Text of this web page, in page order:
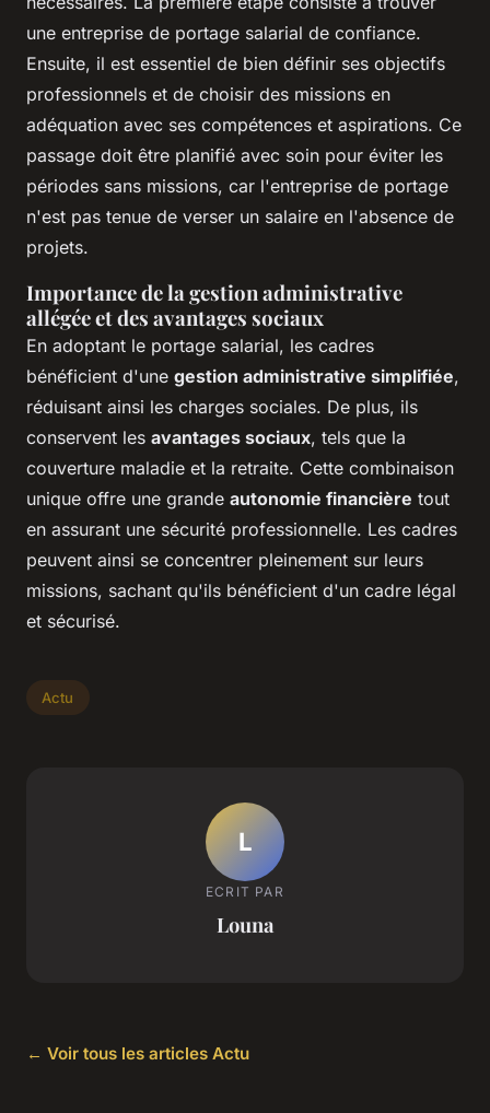
une entreprise de portage salarial de confiance.
Ensuite, il est essentiel de bien définir ses objectifs
professionnels et de choisir des missions en
adéquation avec ses compétences et aspirations. Ce
passage doit être planifié avec soin pour éviter les
périodes sans missions, car l'entreprise de portage
n'est pas tenue de verser un salaire en l'absence de
projets.
Importance de la gestion administrative
allégée et des avantages sociaux
En adoptant le portage salarial, les cadres
bénéficient d'une gestion administrative simplifiée,
réduisant ainsi les charges sociales. De plus, ils
conservent les avantages sociaux, tels que la
couverture maladie et la retraite. Cette combinaison
unique offre une grande autonomie financière tout
en assurant une sécurité professionnelle. Les cadres
peuvent ainsi se concentrer pleinement sur leurs
missions, sachant qu'ils bénéficient d'un cadre légal
et sécurisé.
Actu
L
ECRIT PAR
Louna
← Voir tous les articles Actu